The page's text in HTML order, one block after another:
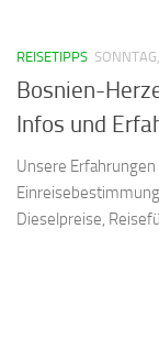
REISETIPPS
Bosnien-
Infos und
Unsere
Dieselpreise,